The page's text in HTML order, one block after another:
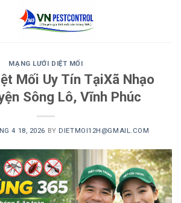
MẠNG LƯỚI DIỆT MỐI
Mối Uy Tín TạiXã Nhạo
Sông Lô, Vĩnh Phúc
4 18, 2026 BY DIETMOI12H@GMAIL.COM